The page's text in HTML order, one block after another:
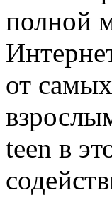
полной
от
teen в